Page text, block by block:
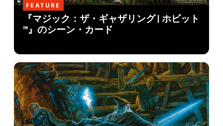
FEATURE
『マジック：ザ・ギャザリング | ホビット
™』のシーン・カード